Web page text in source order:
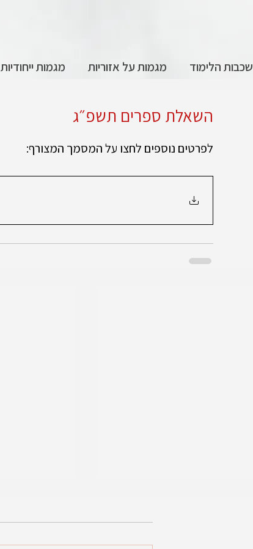
שכבות הלימוד מגמות על אזוריות מגמות ייחודיות
השאלת ספרים תשפ״ג
לפרטים נוספים לחצו על המסמך המצורף: